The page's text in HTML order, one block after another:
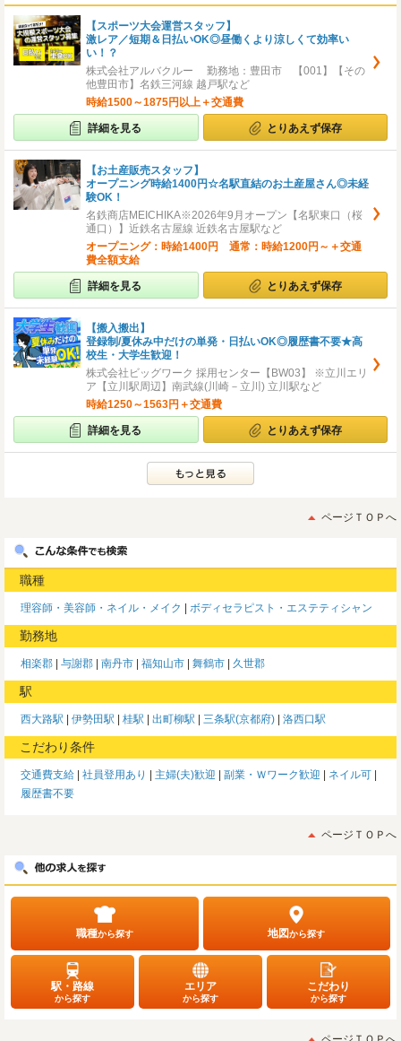
【スポーツ大会運営スタッフ】
激レア／短期＆日払いOK◎昼働くより涼しくて効率い
い！？
株式会社アルバクルー 勤務地：豊田市 【001】【その
他豊田市】名鉄三河線 越戸駅など
時給1500～1875円以上＋交通費
詳細を見る とりあえず保存
【お土産販売スタッフ】
オープニング時給1400円☆名駅直結のお土産屋さん◎未経
験OK！
名鉄商店MEICHIKA※2026年9月オープン【名駅東口（桜
通口）】近鉄名古屋線 近鉄名古屋駅など
オープニング：時給1400円 通常：時給1200円～＋交通
費全額支給
詳細を見る とりあえず保存
【搬入搬出】
登録制/夏休み中だけの単発・日払いOK◎履歴書不要★高
校生・大学生歓迎！
株式会社ビッグワーク 採用センター【BW03】 ※立川エリ
ア【立川駅周辺】南武線(川崎－立川) 立川駅など
時給1250～1563円＋交通費
詳細を見る とりあえず保存
ページＴＯＰへ
職種
理容師・美容師・ネイル・メイク ボディセラピスト・エステティシャン
勤務地
相楽郡 与謝郡 南丹市 福知山市 舞鶴市 久世郡
駅
西大路駅 伊勢田駅 桂駅 出町柳駅 三条駅(京都府) 洛西口駅
こだわり条件
交通費支給 社員登用あり 主婦(夫)歓迎 副業・Ｗワーク歓迎
ネイル可
履歴書不要
ページＴＯＰへ
職種から探す 地図から探す
駅・路線
から探す
エリア
から探す
こだわり
から探す